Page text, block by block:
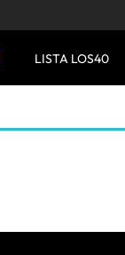
LISTA LOS40